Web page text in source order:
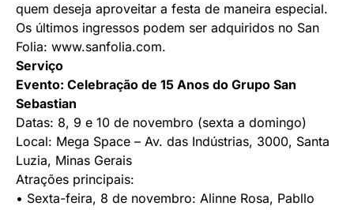
quem deseja aproveitar a festa de maneira especial.
Os últimos ingressos podem ser adquiridos no San
Folia: www.sanfolia.com.
Serviço
Evento: Celebração de 15 Anos do Grupo San
Sebastian
Datas: 8, 9 e 10 de novembro (sexta a domingo)
Local: Mega Space – Av. das Indústrias, 3000, Santa
Luzia, Minas Gerais
Atrações principais:
• Sexta-feira, 8 de novembro: Alinne Rosa, Pabllo